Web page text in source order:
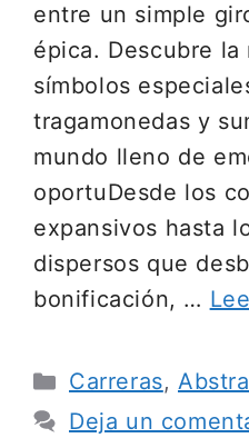
entre un simple
épica. Descubre la
símbolos
tragamonedas y
mundo lleno de
oportuDesde los
expansivos hasta
dispersos que
bonificación, …
Categorías
Carreras,
Deja un